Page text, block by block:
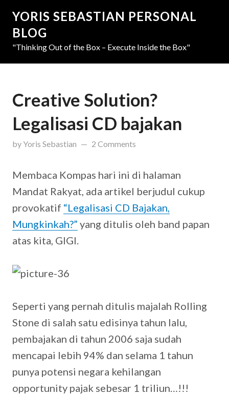
YORIS SEBASTIAN PERSONAL
BLOG
"Thinking Out of the Box – Execute Inside the Box"
Creative Solution?
Legalisasi CD bajakan
by Yoris Sebastian updated onMarch 31, 2019
2 Comments
Membaca Kompas hari ini di halaman
Mandat Rakyat, ada artikel berjudul cukup
provokatif “Legalisasi CD Bajakan,
Mungkinkah?” yang ditulis oleh band papan
atas kita, GIGI.
Seperti yang pernah ditulis majalah Rolling
Stone di salah satu edisinya tahun lalu,
pembajakan di tahun 2006 saja sudah
mencapai lebih 94% dan selama 1 tahun
punya potensi negara kehilangan
opportunity pajak sebesar 1 triliun…!!!